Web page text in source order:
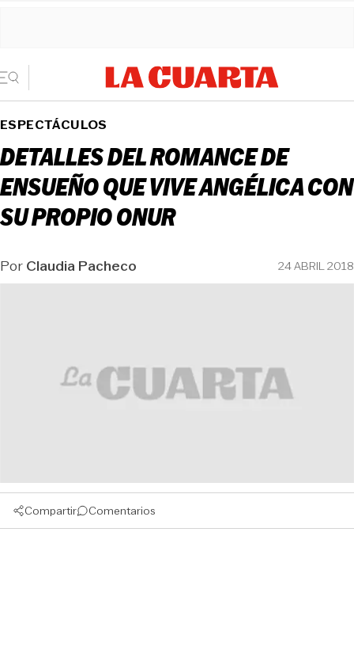
ESPECTÁCULOS
DETALLES DEL ROMANCE DE
ENSUEÑO QUE VIVE ANGÉLICA CON
SU PROPIO ONUR
PorClaudia Pacheco 24 ABRIL 2018
Compartir Comentarios